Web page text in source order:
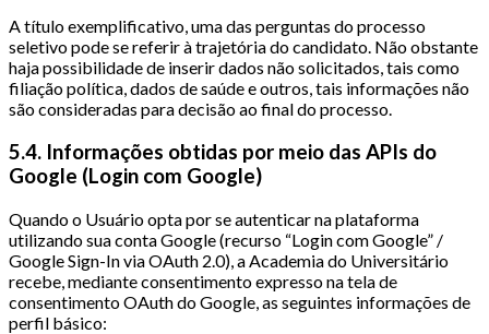
A título exemplificativo, uma das perguntas do processo
seletivo pode se referir à trajetória do candidato. Não obstante
haja possibilidade de inserir dados não solicitados, tais como
filiação política, dados de saúde e outros, tais informações não
são consideradas para decisão ao final do processo.
5.4. Informações obtidas por meio das APIs do
Google (Login com Google)
Quando o Usuário opta por se autenticar na plataforma
utilizando sua conta Google (recurso “Login com Google” /
Google Sign-In via OAuth 2.0), a Academia do Universitário
recebe, mediante consentimento expresso na tela de
consentimento OAuth do Google, as seguintes informações de
perfil básico: